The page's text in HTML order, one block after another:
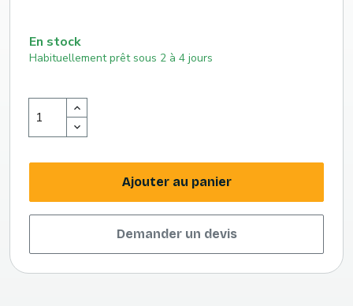
En stock
Habituellement prêt sous 2 à 4 jours
Ajouter au panier
Demander un devis